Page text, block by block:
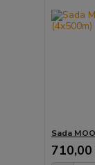
Sada
710,00